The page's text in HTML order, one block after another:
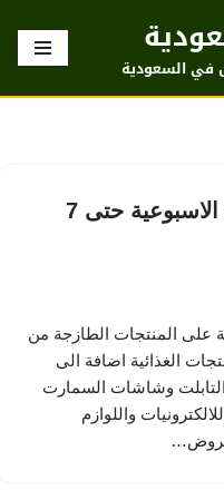
في السعودية
تخفيضات كارفور السعودية الاسبوعية حتى 7
على المنتجات الطازجة من
الغذائية اضافة الى
التابلت وشاشات السمارت
واللوازم